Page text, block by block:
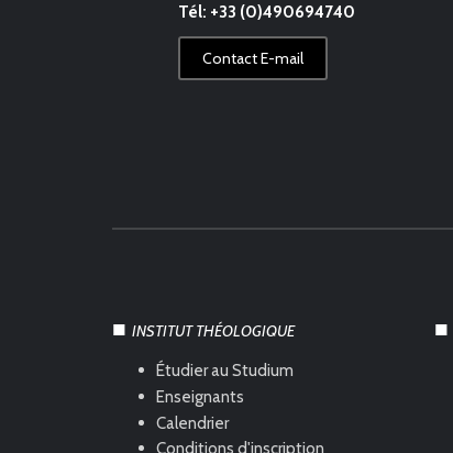
Tél: +33 (0)490694740
Contact E-mail
INSTITUT THÉOLOGIQUE
Étudier au Studium
Enseignants
Calendrier
Conditions d'inscription